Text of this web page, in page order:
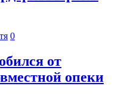
0
от
опеки